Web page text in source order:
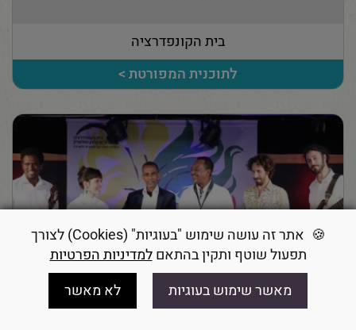
בית הקונפדרציה
לתוכנית המפורטת >
אתר זה עושה שימוש "בעוגיות" (Cookies) לצורך
תפעול שוטף ותקין בהתאםלמדיניות הפרטיות
מאשר שימוש בעוגיות
לא מאשר